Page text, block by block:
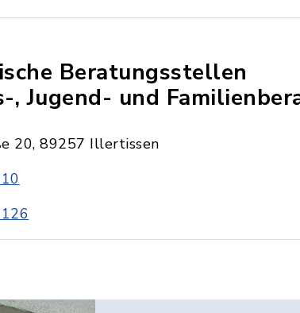
Beratungsstellen
, Jugend- und
20, 89257 Illertissen